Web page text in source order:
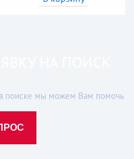
в поиске мы можем Вам помочь